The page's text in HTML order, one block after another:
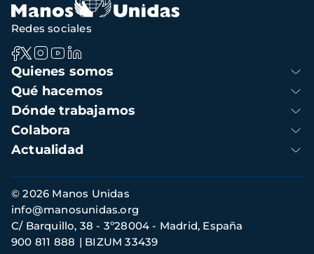
Navegación
principal
Quienes somos
Qué hacemos
Dónde trabajamos
Colabora
Actualidad
Redes sociales
Información
de
contacto
© 2026 Manos Unidas
C/ Barquillo, 38 - 3º28004 - Madrid, España
900 811 888
BIZUM 33439
info@manosunidas.org